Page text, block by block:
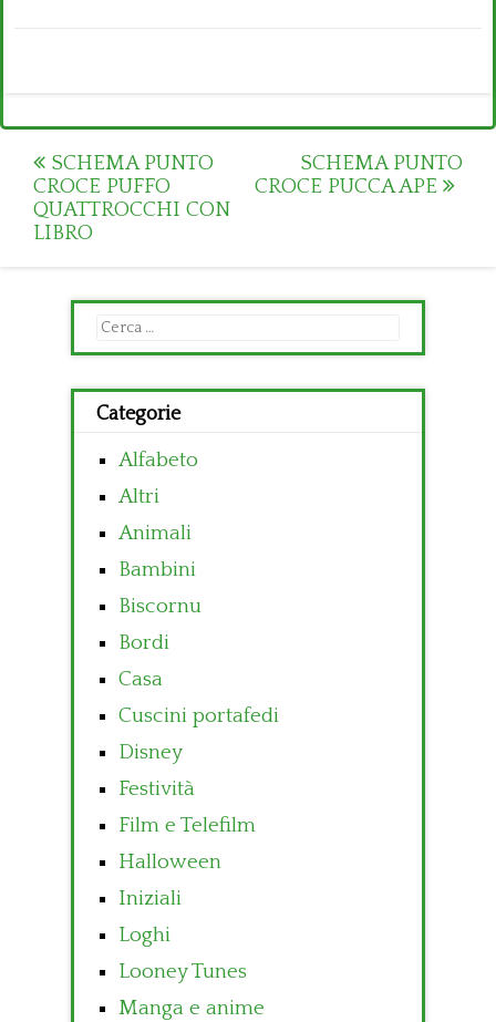
Post
navigation
SCHEMA PUNTO
CROCE PUFFO
QUATTROCCHI CON
LIBRO
SCHEMA PUNTO
CROCE PUCCA APE
Ricerca
per:
Categorie
Alfabeto
Altri
Animali
Bambini
Biscornu
Bordi
Casa
Cuscini portafedi
Disney
Festività
Film e Telefilm
Halloween
Iniziali
Loghi
Looney Tunes
Manga e anime